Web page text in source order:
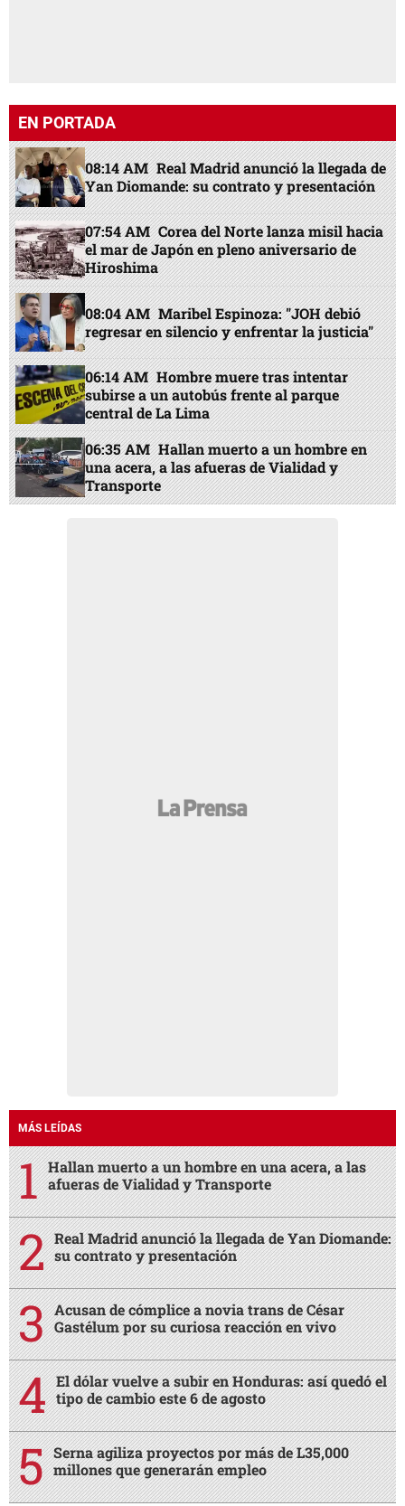
EN PORTADA
08:14 AM Real Madrid anunció la llegada de
Yan Diomande: su contrato y presentación
07:54 AM Corea del Norte lanza misil hacia
el mar de Japón en pleno aniversario de
Hiroshima
08:04 AM Maribel Espinoza: "JOH debió
regresar en silencio y enfrentar la justicia"
06:14 AM Hombre muere tras intentar
subirse a un autobús frente al parque
central de La Lima
06:35 AM Hallan muerto a un hombre en
una acera, a las afueras de Vialidad y
Transporte
MÁS LEÍDAS
Hallan muerto a un hombre en una acera, a las
afueras de Vialidad y Transporte
Real Madrid anunció la llegada de Yan Diomande:
su contrato y presentación
Acusan de cómplice a novia trans de César
Gastélum por su curiosa reacción en vivo
El dólar vuelve a subir en Honduras: así quedó el
tipo de cambio este 6 de agosto
Serna agiliza proyectos por más de L35,000
millones que generarán empleo